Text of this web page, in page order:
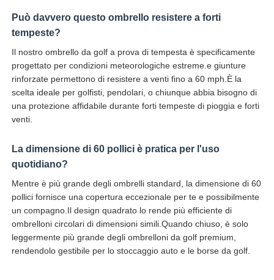
Può davvero questo ombrello resistere a forti
tempeste?
Il nostro ombrello da golf a prova di tempesta è specificamente
progettato per condizioni meteorologiche estreme.e giunture
rinforzate permettono di resistere a venti fino a 60 mph.È la
scelta ideale per golfisti, pendolari, o chiunque abbia bisogno di
una protezione affidabile durante forti tempeste di pioggia e forti
venti.
La dimensione di 60 pollici è pratica per l'uso
quotidiano?
Mentre è più grande degli ombrelli standard, la dimensione di 60
pollici fornisce una copertura eccezionale per te e possibilmente
un compagno.Il design quadrato lo rende più efficiente di
ombrelloni circolari di dimensioni simili.Quando chiuso, è solo
leggermente più grande degli ombrelloni da golf premium,
rendendolo gestibile per lo stoccaggio auto e le borse da golf.